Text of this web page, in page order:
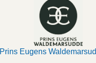
Prins Eugens